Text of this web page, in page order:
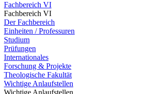
Fachbereich VI
Fachbereich VI
Der Fachbereich
Einheiten / Professuren
Studium
Prüfungen
Internationales
Forschung & Projekte
Theologische Fakultät
Wichtige Anlaufstellen
Wichtige Anlaufstellen